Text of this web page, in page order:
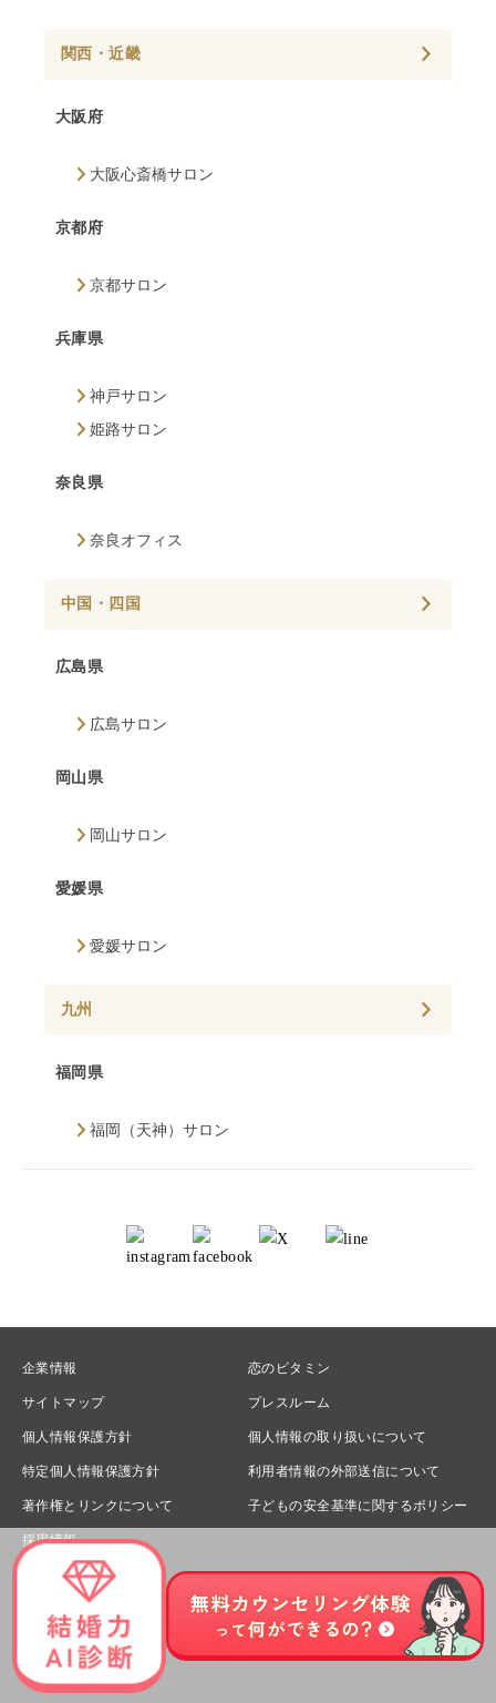
関西・近畿
大阪府
大阪心斎橋サロン
京都府
京都サロン
兵庫県
神戸サロン
姫路サロン
奈良県
奈良オフィス
中国・四国
広島県
広島サロン
岡山県
岡山サロン
愛媛県
愛媛サロン
九州
福岡県
福岡（天神）サロン
企業情報 恋のビタミン
サイトマップ プレスルーム
個人情報保護方針 個人情報の取り扱いについて
特定個人情報保護方針 利用者情報の外部送信について
著作権とリンクについて 子どもの安全基準に関するポリシー
採用情報
© Sunmarie